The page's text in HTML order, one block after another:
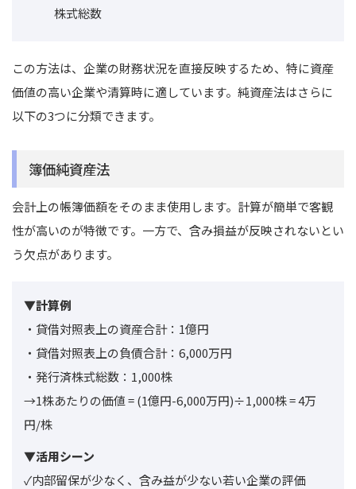
株式総数
この方法は、企業の財務状況を直接反映するため、特に資産
価値の高い企業や清算時に適しています。純資産法はさらに
以下の3つに分類できます。
簿価純資産法
会計上の帳簿価額をそのまま使用します。計算が簡単で客観
性が高いのが特徴です。一方で、含み損益が反映されないとい
う欠点があります。
▼計算例
・貸借対照表上の資産合計：1億円
・貸借対照表上の負債合計：6,000万円
・発行済株式総数：1,000株
→1株あたりの価値= (1億円-6,000万円)÷1,000株= 4万
円/株
▼活用シーン
✓内部留保が少なく、含み益が少ない若い企業の評価